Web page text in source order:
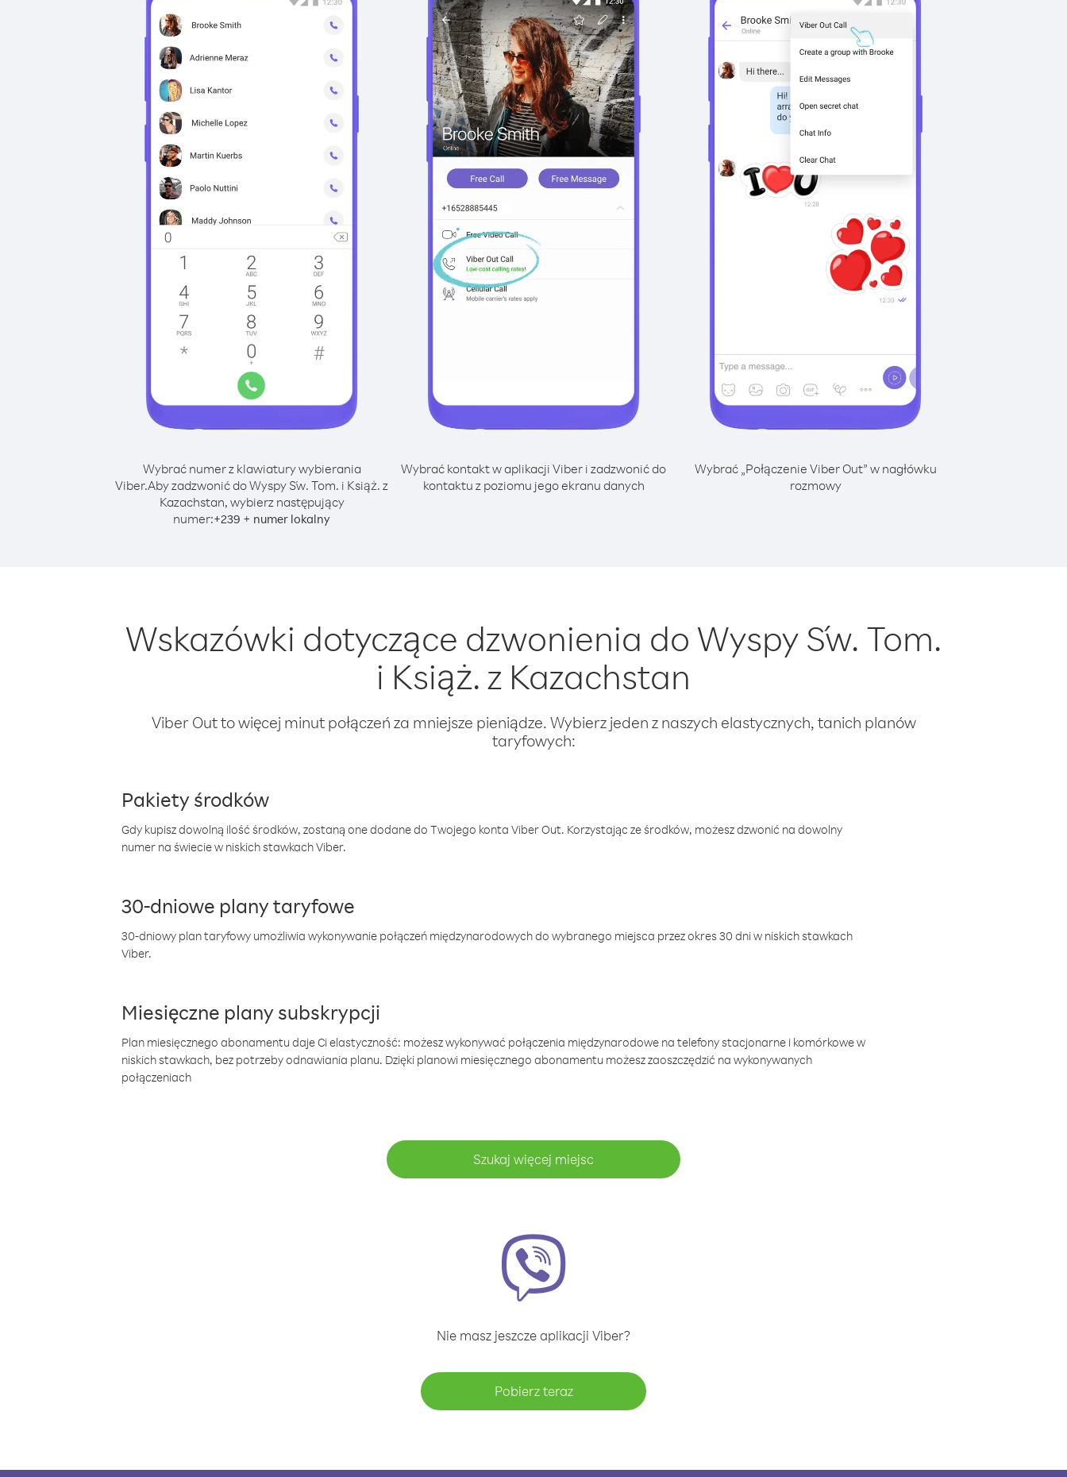
Wybrać numer z klawiatury wybierania
Viber.Aby zadzwonić do Wyspy Św. Tom. i Książ. z
Kazachstan, wybierz następujący
numer:+239 + numer lokalny
Wybrać kontakt w aplikacji Viber i zadzwonić do
kontaktu z poziomu jego ekranu danych
Wybrać „Połączenie Viber Out” w nagłówku
rozmowy
Wskazówki dotyczące dzwonienia do Wyspy Św. Tom.
i Książ. z Kazachstan
Viber Out to więcej minut połączeń za mniejsze pieniądze. Wybierz jeden z naszych elastycznych, tanich planów
taryfowych:
Pakiety środków
Gdy kupisz dowolną ilość środków, zostaną one dodane do Twojego konta Viber Out. Korzystając ze środków, możesz dzwonić na dowolny
numer na świecie w niskich stawkach Viber.
30-dniowe plany taryfowe
30-dniowy plan taryfowy umożliwia wykonywanie połączeń międzynarodowych do wybranego miejsca przez okres 30 dni w niskich stawkach
Viber.
Miesięczne plany subskrypcji
Plan miesięcznego abonamentu daje Ci elastyczność: możesz wykonywać połączenia międzynarodowe na telefony stacjonarne i komórkowe w
niskich stawkach, bez potrzeby odnawiania planu. Dzięki planowi miesięcznego abonamentu możesz zaoszczędzić na wykonywanych
połączeniach
Szukaj więcej miejsc
Nie masz jeszcze aplikacji Viber?
Pobierz teraz